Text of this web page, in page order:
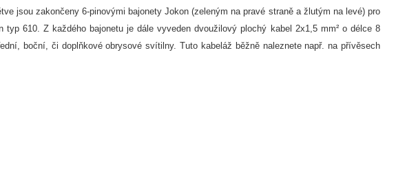
jsou zakončeny 6-pinovými bajonety Jokon (zeleným na pravé straně a žlutým na levé) pro
610. Z každého bajonetu je dále vyveden dvoužilový plochý kabel 2x1,5 mm² o délce 8
boční, či doplňkové obrysové svítilny. Tuto kabeláž běžně naleznete např. na přívěsech